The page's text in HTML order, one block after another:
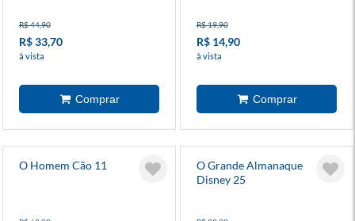
R$ 44,90
R$ 33,70
à vista
R$ 19,90
R$ 14,90
à vista
O Homem Cão 11
O Grande Almanaque
Disney 25